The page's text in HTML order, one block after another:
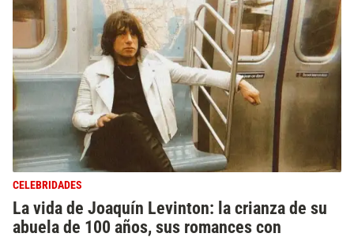
CELEBRIDADES
La vida de Joaquín Levinton: la crianza de su
abuela de 100 años, sus romances con